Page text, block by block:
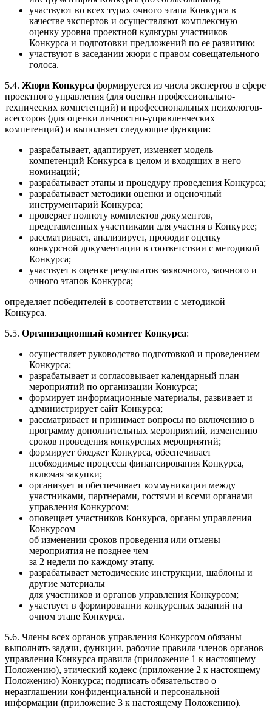
участвуют во всех турах очного этапа Конкурса в
качестве экспертов и осуществляют комплексную
оценку уровня проектной культуры участников
Конкурса и подготовки предложений по ее развитию;
участвуют в заседании жюри с правом совещательного
голоса.
5.4. Жюри Конкурса формируется из числа экспертов в сфере
проектного управления (для оценки профессионально-
технических компетенций) и профессиональных психологов-
асессоров (для оценки личностно-управленческих
компетенций) и выполняет следующие функции:
разрабатывает, адаптирует, изменяет модель
компетенций Конкурса в целом и входящих в него
номинаций;
разрабатывает этапы и процедуру проведения Конкурса;
разрабатывает методики оценки и оценочный
инструментарий Конкурса;
проверяет полноту комплектов документов,
представленных участниками для участия в Конкурсе;
рассматривает, анализирует, проводит оценку
конкурсной документации в соответствии с методикой
Конкурса;
участвует в оценке результатов заявочного, заочного и
очного этапов Конкурса;
определяет победителей в соответствии с методикой
Конкурса.
5.5. Организационный комитет Конкурса:
осуществляет руководство подготовкой и проведением
Конкурса;
разрабатывает и согласовывает календарный план
мероприятий по организации Конкурса;
формирует информационные материалы, развивает и
администрирует сайт Конкурса;
рассматривает и принимает вопросы по включению в
программу дополнительных мероприятий, изменению
сроков проведения конкурсных мероприятий;
формирует бюджет Конкурса, обеспечивает
необходимые процессы финансирования Конкурса,
включая закупки;
организует и обеспечивает коммуникации между
участниками, партнерами, гостями и всеми органами
управления Конкурсом;
оповещает участников Конкурса, органы управления
Конкурсом
об изменении сроков проведения или отмены
мероприятия не позднее чем
за 2 недели по каждому этапу.
разрабатывает методические инструкции, шаблоны и
другие материалы
для участников и органов управления Конкурсом;
участвует в формировании конкурсных заданий на
очном этапе Конкурса.
5.6. Члены всех органов управления Конкурсом обязаны
выполнять задачи, функции, рабочие правила членов органов
управления Конкурса правила (приложение 1 к настоящему
Положению), этический кодекс (приложение 2 к настоящему
Положению) Конкурса; подписать обязательство о
неразглашении конфиденциальной и персональной
информации (приложение 3 к настоящему Положению).